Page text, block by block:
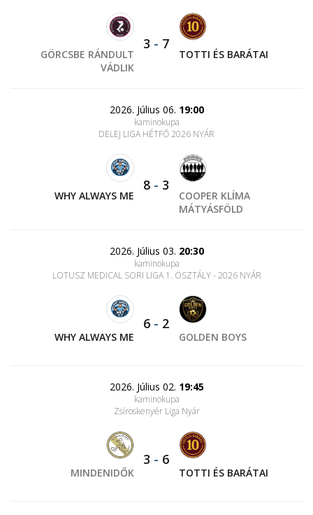
GÖRCSBE RÁNDULT
VÁDLIK
3 - 7
TOTTI ÉS BARÁTAI
2026. Július 06. 19:00
kaminokupa
DELEJ LIGA HÉTFŐ 2026 NYÁR
WHY ALWAYS ME
8 - 3
COOPER KLÍMA
MÁTYÁSFÖLD
2026. Július 03. 20:30
kaminokupa
LOTUSZ MEDICAL SORI LIGA 1. OSZTÁLY - 2026 NYÁR
WHY ALWAYS ME
6 - 2
GOLDEN BOYS
2026. Július 02. 19:45
kaminokupa
Zsíroskenyér Liga Nyár
MINDENIDŐK
3 - 6
TOTTI ÉS BARÁTAI